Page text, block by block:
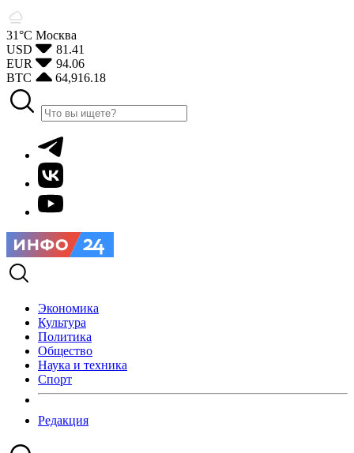
31°С Москва
USD
81.41
EUR
94.06
BTC
64,916.18
Экономика
Культура
Политика
Общество
Наука и техника
Спорт
Редакция